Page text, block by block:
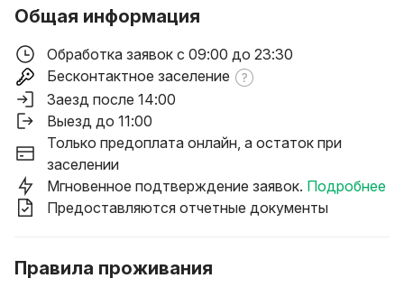
Общая информация
Обработка заявок с 09:00 до 23:30
Бесконтактное заселение
Заезд после 14:00
Выезд до 11:00
Только предоплата онлайн, а остаток при
заселении
Мгновенное подтверждение заявок. Подробнее
Предоставляются отчетные документы
Правила проживания